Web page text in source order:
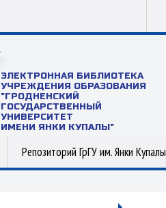
ЭЛЕКТРОННАЯ БИБЛИОТЕКА
УЧРЕЖДЕНИЯ ОБРАЗОВАНИЯ
"ГРОДНЕНСКИЙ
ГОСУДАРСТВЕННЫЙ
УНИВЕРСИТЕТ
ИМЕНИ ЯНКИ КУПАЛЫ"
Репозиторий ГрГУ им. Янки Купалы